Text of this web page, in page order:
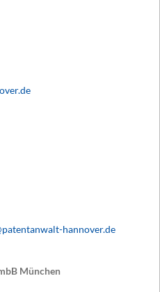
hannover.de
München